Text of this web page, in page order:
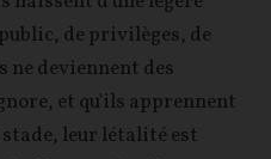
de privilèges, de
deviennent des
et qu'ils apprennent
stade, leur létalité est